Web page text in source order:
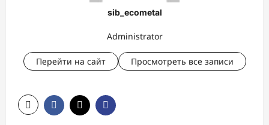
sib_ecometal
Administrator
Перейти на сайт Просмотреть все записи